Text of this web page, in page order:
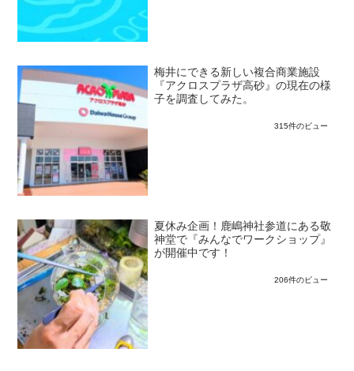
梅井にできる新しい複合商業施設
『アクロスプラザ高砂』の現在の様
子を調査してみた。
315件のビュー
夏休み企画！鹿嶋神社参道にある敬
神堂で『みんなでワークショップ』
が開催中です！
206件のビュー